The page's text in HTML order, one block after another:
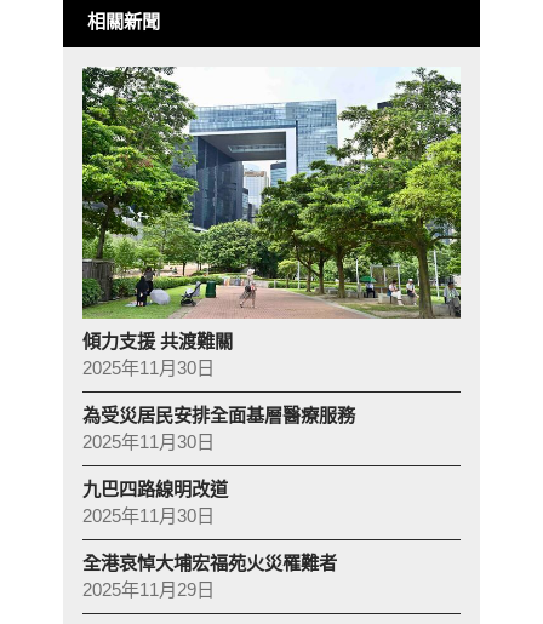
相關新聞
傾力支援 共渡難關
2025年11月30日
為受災居民安排全面基層醫療服務
2025年11月30日
九巴四路線明改道
2025年11月30日
全港哀悼大埔宏福苑火災罹難者
2025年11月29日